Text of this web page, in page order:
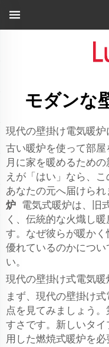
モダンな
現代の壁掛け電気暖炉
古い暖炉を使って部
月に家を暖めるため
えが「はい」なら、
あなたの元へ届けら
炉 電気式暖炉は、旧
く、伝統的な火熾し
す。なぜ彼らが暖か
優れているのかにつ
い。
現代の壁掛け式電気暖
まず、現代の壁掛け
点を見てみましょう
すさです。新しいタ
用した燃焼式暖炉を